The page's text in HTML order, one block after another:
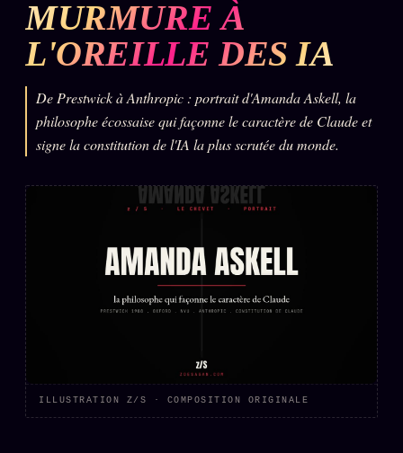
N L'ARCHIVE
✉ INSCRIPTION À LA NEWSLETTER
Rubriques éditoriales
TOUTES LES RUBRIQUES →
RENSEIGNEMENT
BUREAU DE
TENDANCES
MURMURE À
L'OREILLE DES IA
De Prestwick à Anthropic : portrait d'Amanda Askell, la
philosophe écossaise qui façonne le caractère de Claude et
signe la constitution de l'IA la plus scrutée du monde.
ILLUSTRATION Z/S · COMPOSITION ORIGINALE